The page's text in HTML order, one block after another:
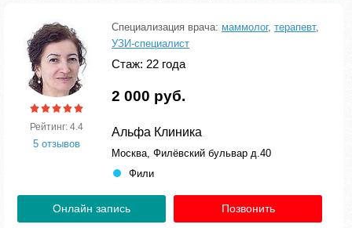
Рейтинг: 4.4
5 отзывов
Специализация врача: маммолог, терапевт,
УЗИ-специалист
Стаж: 22 года
2 000 руб.
Альфа Клиника
Москва, Филёвский бульвар д.40
Фили
Онлайн запись Позвонить